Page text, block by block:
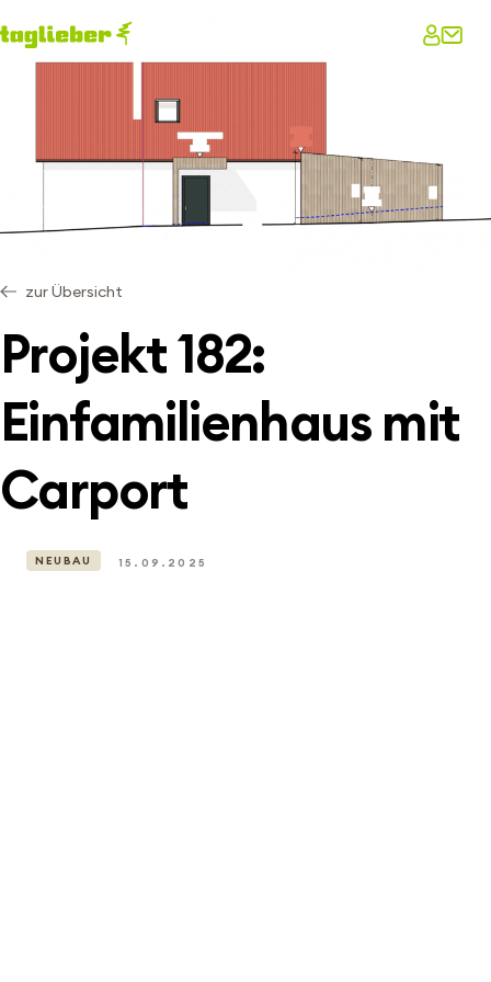
zur Übersicht
Projekt 182:
Einfamilienhaus mit
Carport
NEUBAU 15.09.2025